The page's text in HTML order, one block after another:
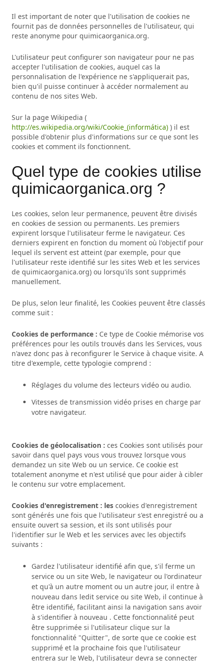
Il est important de noter que l'utilisation de cookies ne
fournit pas de données personnelles de l'utilisateur, qui
reste anonyme pour quimicaorganica.org.
L'utilisateur peut configurer son navigateur pour ne pas
accepter l'utilisation de cookies, auquel cas la
personnalisation de l'expérience ne s'appliquerait pas,
bien qu'il puisse continuer à accéder normalement au
contenu de nos sites Web.
Sur la page Wikipedia (
http://es.wikipedia.org/wiki/Cookie_(informática) ) il est
possible d'obtenir plus d'informations sur ce que sont les
cookies et comment ils fonctionnent.
Quel type de cookies utilise
quimicaorganica.org ?
Les cookies, selon leur permanence, peuvent être divisés
en cookies de session ou permanents. Les premiers
expirent lorsque l'utilisateur ferme le navigateur. Ces
derniers expirent en fonction du moment où l'objectif pour
lequel ils servent est atteint (par exemple, pour que
l'utilisateur reste identifié sur les sites Web et les services
de quimicaorganica.org) ou lorsqu'ils sont supprimés
manuellement.
De plus, selon leur finalité, les Cookies peuvent être classés
comme suit :
Cookies de performance : Ce type de Cookie mémorise vos
préférences pour les outils trouvés dans les Services, vous
n'avez donc pas à reconfigurer le Service à chaque visite. A
titre d'exemple, cette typologie comprend :
Réglages du volume des lecteurs vidéo ou audio.
Vitesses de transmission vidéo prises en charge par
votre navigateur.
Cookies de géolocalisation : ces Cookies sont utilisés pour
savoir dans quel pays vous vous trouvez lorsque vous
demandez un site Web ou un service. Ce cookie est
totalement anonyme et n'est utilisé que pour aider à cibler
le contenu sur votre emplacement.
Cookies d'enregistrement : les cookies d'enregistrement
sont générés une fois que l'utilisateur s'est enregistré ou a
ensuite ouvert sa session, et ils sont utilisés pour
l'identifier sur le Web et les services avec les objectifs
suivants :
Gardez l'utilisateur identifié afin que, s'il ferme un
service ou un site Web, le navigateur ou l'ordinateur
et qu'à un autre moment ou un autre jour, il entre à
nouveau dans ledit service ou site Web, il continue à
être identifié, facilitant ainsi la navigation sans avoir
à s'identifier à nouveau . Cette fonctionnalité peut
être supprimée si l'utilisateur clique sur la
fonctionnalité "Quitter", de sorte que ce cookie est
supprimé et la prochaine fois que l'utilisateur
entrera sur le Web, l'utilisateur devra se connecter